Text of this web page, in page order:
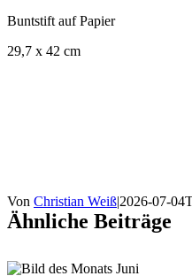
Buntstift auf Papier
29,7 x 42 cm
Von Christian Weiß|2026-07-
Ähnliche Beiträge